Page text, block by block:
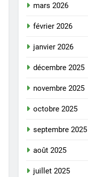
mars 2026
février 2026
janvier 2026
décembre 2025
novembre 2025
octobre 2025
septembre 2025
août 2025
juillet 2025